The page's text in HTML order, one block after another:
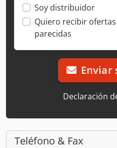
Soy distribuidor
Quiero recibir
parecidas
Enviar
Declaración
Teléfono & Fax